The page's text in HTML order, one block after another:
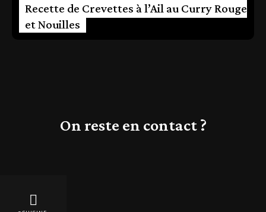
Recette de Crevettes à l’Ail au Curry Rouge
et Nouilles
On reste en contact ?